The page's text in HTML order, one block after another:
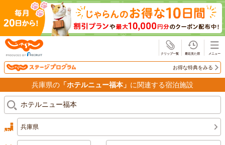
お得な特典をみる
兵庫県の 「ホテルニュー福本」 に関連する宿泊施設
兵庫県